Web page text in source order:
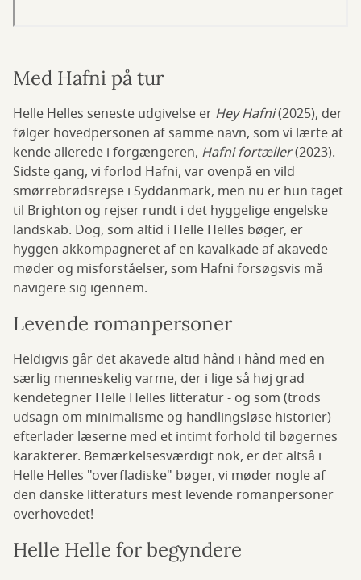
Med Hafni på tur
Helle Helles seneste udgivelse er Hey Hafni(2025), der
følger hovedpersonen af samme navn, som vi lærte at
kende allerede i forgængeren, Hafni fortæller(2023).
Sidste gang, vi forlod Hafni, var ovenpå en vild
smørrebrødsrejse i Syddanmark, men nu er hun taget
til Brighton og rejser rundt i det hyggelige engelske
landskab. Dog, som altid i Helle Helles bøger, er
hyggen akkompagneret af en kavalkade af akavede
møder og misforståelser, som Hafni forsøgsvis må
navigere sig igennem.
Levende romanpersoner
Heldigvis går det akavede altid hånd i hånd med en
særlig menneskelig varme, der i lige så høj grad
kendetegner Helle Helles litteratur - og som (trods
udsagn om minimalisme og handlingsløse historier)
efterlader læserne med et intimt forhold til bøgernes
karakterer. Bemærkelsesværdigt nok, er det altså i
Helle Helles "overfladiske" bøger, vi møder nogle af
den danske litteraturs mest levende romanpersoner
overhovedet!
Helle Helle for begyndere